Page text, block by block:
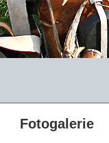
Fotogalerie